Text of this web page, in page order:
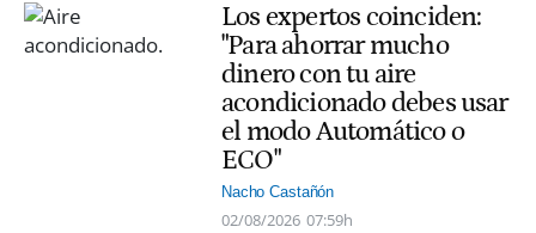
Los expertos coinciden:
"Para ahorrar mucho
dinero con tu aire
acondicionado debes usar
el modo Automático o
ECO"
Nacho Castañón
02/08/2026 07:59h